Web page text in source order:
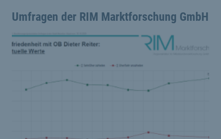
Umfragen der RIM Marktforschung GmbH